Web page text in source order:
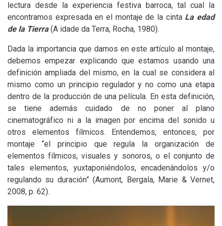
lectura desde la experiencia festiva barroca, tal cual la
encontramos expresada en el montaje de la cinta La edad
de la Tierra (A idade da Terra, Rocha, 1980).
Dada la importancia que damos en este artículo al montaje,
debemos empezar explicando que estamos usando una
definición ampliada del mismo, en la cual se considera al
mismo como un principio regulador y no como una etapa
dentro de la producción de una película. En esta definición,
se tiene además cuidado de no poner al plano
cinematográfico ni a la imagen por encima del sonido u
otros elementos fílmicos. Entendemos, entonces, por
montaje “el principio que regula la organización de
elementos fílmicos, visuales y sonoros, o el conjunto de
tales elementos, yuxtaponiéndolos, encadenándolos y/o
regulando su duración” (Aumont, Bergala, Marie &Vernet,
2008, p. 62).